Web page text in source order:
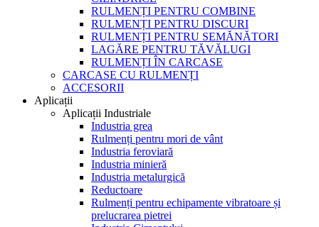
RULMENȚI PENTRU COMBINE
RULMENȚI PENTRU DISCURI
RULMENȚI PENTRU SEMĂNĂTORI
LAGĂRE PENTRU TĂVĂLUGI
RULMENȚI ÎN CARCASE
CARCASE CU RULMENȚI
ACCESORII
Aplicații
Aplicații Industriale
Industria grea
Rulmenți pentru mori de vânt
Industria feroviară
Industria minieră
Industria metalurgică
Reductoare
Rulmenți pentru echipamente vibratoare și
prelucrarea pietrei